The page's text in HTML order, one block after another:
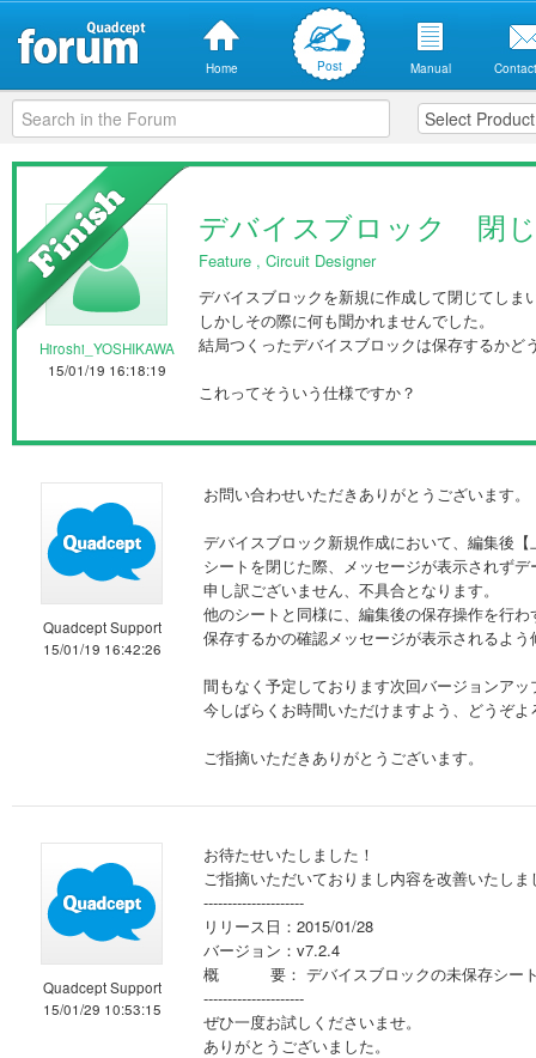
Home Post Manual
Hiroshi_YOSHIKAWA
15/01/19 16:18:19
デバイスブロック 閉
Feature , Circuit Designer
デバイスブロックを新規に作成して閉じてしま
しかしその際に何も聞かれませんでした。
結局つくったデバイスブロックは保存するかど
これってそういう仕様ですか？
Quadcept Support
15/01/19 16:42:26
お問い合わせいただきありがとうございます。
デバイスブロック新規作成において、編集後
シートを閉じた際、メッセージが表示されず
申し訳ございません、不具合となります。
他のシートと同様に、編集後の保存操作を行
保存するかの確認メッセージが表示されるよ
間もなく予定しております次回バージョンア
今しばらくお時間いただけますよう、どうぞ
ご指摘いただきありがとうございます。
Quadcept Support
15/01/29 10:53:15
お待たせいたしました！
ご指摘いただいておりまし内容を改善いたしま
---------------------
リリース日：2015/01/28
バージョン：v7.2.4
概 要： デバイスブロックの未保存シート
---------------------
ぜひ一度お試しくださいませ。
ありがとうございました。